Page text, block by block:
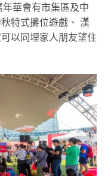
華會有市集區及中
特式攤位遊戲、 漢
以同埋家人朋友望住